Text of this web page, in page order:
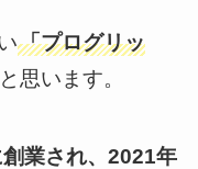
「プログリッ
思います。
創業され、2021年